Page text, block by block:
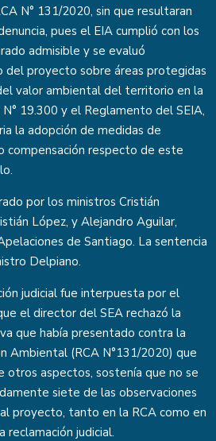
N° 131/2020, sin que resultaran
pues el EIA cumplió con los
admisible y se evaluó
proyecto sobre áreas protegidas
valor ambiental del territorio en la
19.300 y el Reglamento del SEIA,
la adopción de medidas de
compensación respecto de este
por los ministros Cristián
López, y Alejandro Aguilar,
de Santiago. La sentencia
Delpiano.
judicial fue interpuesta por el
el director del SEA rechazó la
que había presentado contra la
Ambiental (RCA N°131/2020) que
otros aspectos, sostenía que no se
siete de las observaciones
proyecto, tanto en la RCA como en
judicial.